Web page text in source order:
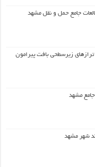
جامع حمل و نقل مشهد
زیرسطحی بافت پیرامون
مشهد
شهر مشهد